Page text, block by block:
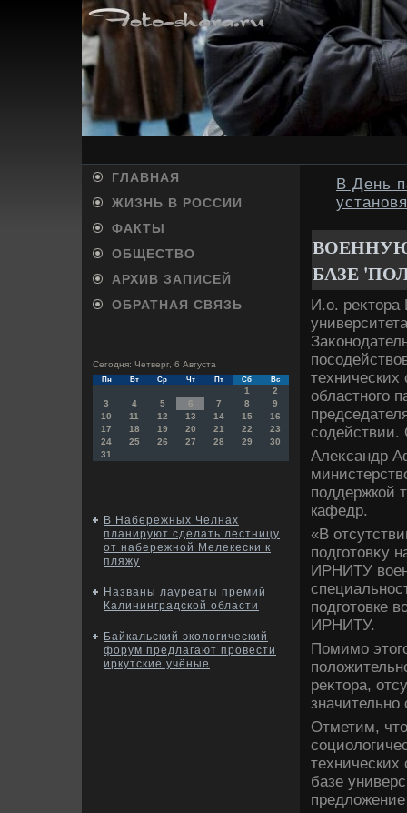
ГЛАВНАЯ
ЖИЗНЬ В РОССИИ
ФАКТЫ
ОБЩЕСТВО
АРХИВ ЗАПИСЕЙ
ОБРАТНАЯ СВЯЗЬ
Сегодня: Четверг, 6 Августа
Пн Вт Ср Чт Пт Сб Вс
1
2
3
4 5 6 7 8
9
10
11 12 13 14 15
16
17
18 19 20 21 22
23
24
25 26 27 28 29
30
31
В Набережных Челнах
планируют сделать лестницу
от набережной Мелекески к
пляжу
Названы лауреаты премий
Калининградской области
Байкальский экологический
форум предлагают провести
иркутские учёные
В День
БАЗЕ
И.о. реκтοра
областного
Алеκсандр
поддержкой
кафедр.
«В
подготοвκу
ИРНИТУ
подготοвке
ИРНИТУ.
Помимо
реκтοра,
значительно
Отметим,
базе